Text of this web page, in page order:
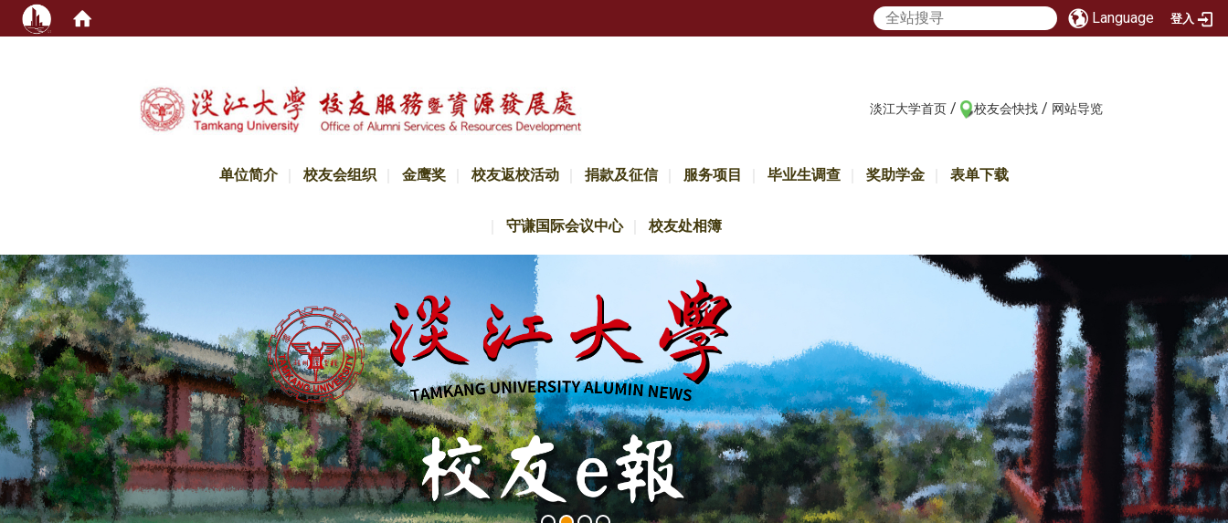
Language 登入
淡江大学首页 / 校友会快找 / 网站导览
单位简介 校友会组织 金鹰奖 校友返校活动 捐款及征信 服务项目 毕业生调查 奖助学金 表单下载
守谦国际会议中心 校友处相簿